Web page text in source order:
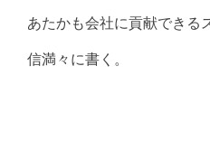
あたかも会社に貢献できる
信満々に書く。